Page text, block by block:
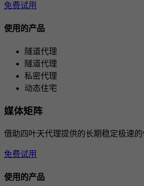
免费试用
使用的产品
隧道代理
隧道代理
私密代理
动态住宅
媒体矩阵
借助四叶天代理提供的长期稳定极速
免费试用
使用的产品